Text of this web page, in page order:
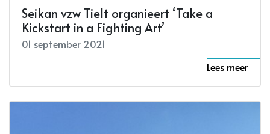
Seikan vzw Tielt organieert ‘Take a
Kickstart in a Fighting Art’
01 september 2021
Lees meer